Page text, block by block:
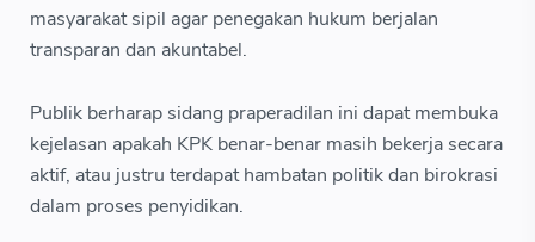
masyarakat sipil agar penegakan hukum berjalan
transparan dan akuntabel.
Publik berharap sidang praperadilan ini dapat membuka
kejelasan apakah KPK benar-benar masih bekerja secara
aktif, atau justru terdapat hambatan politik dan birokrasi
dalam proses penyidikan.